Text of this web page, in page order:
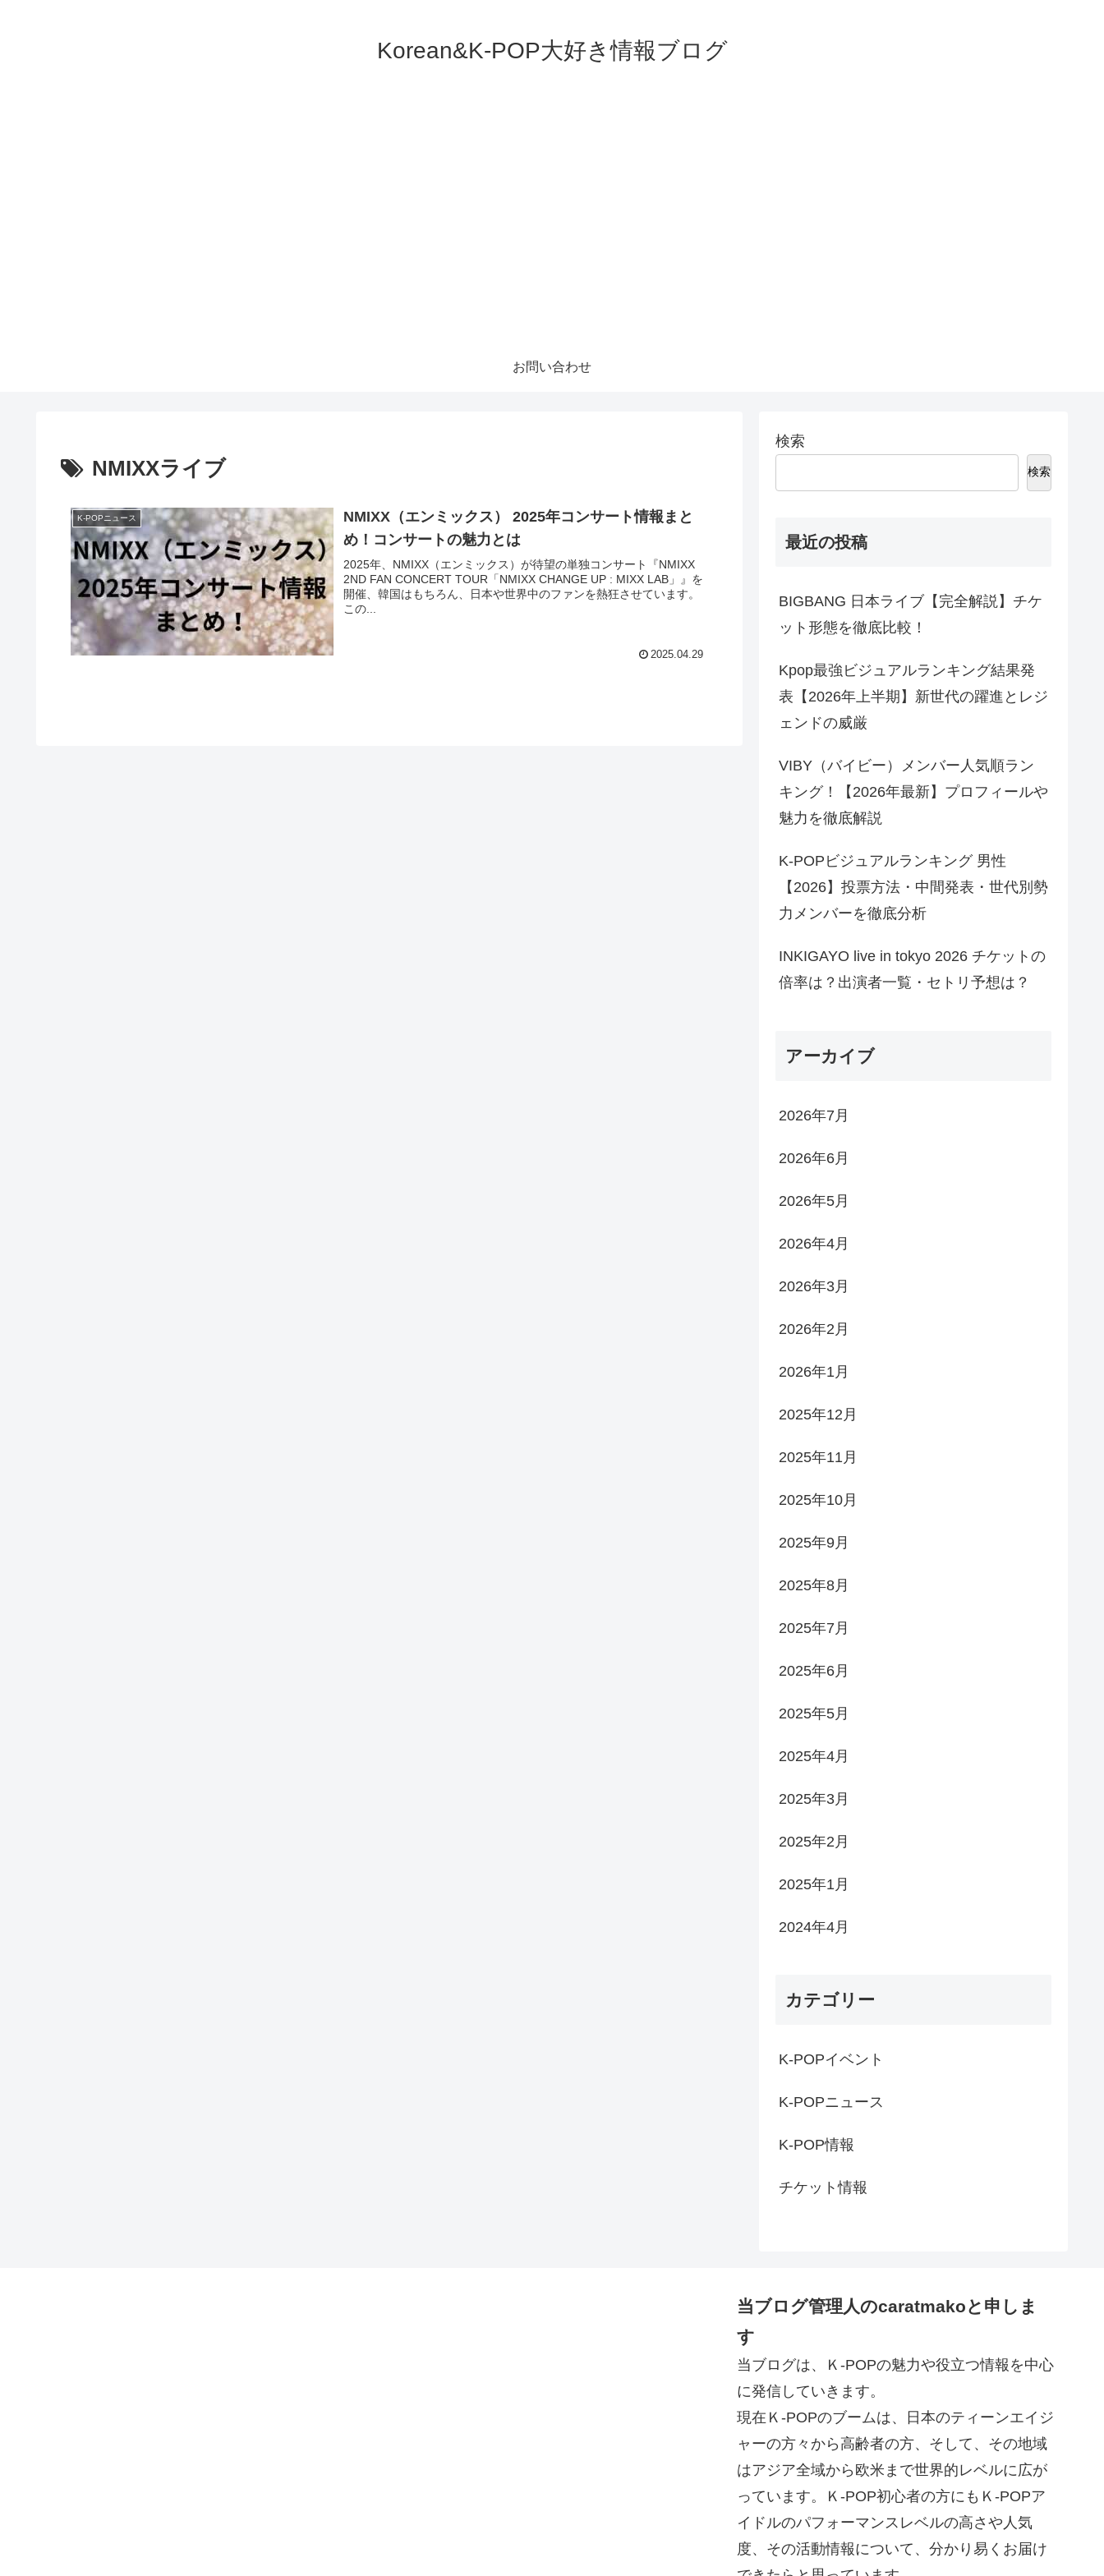
Korean&K-POP大好き情報ブログ
お問い合わせ
NMIXXライブ
K-POPニュース
NMIXX（エンミックス） 2025年コンサート情報まと
め！コンサートの魅力とは
2025年、NMIXX（エンミックス）が待望の単独コンサート『NMIXX
2ND FAN CONCERT TOUR「NMIXX CHANGE UP : MIXX LAB」』を
開催、韓国はもちろん、日本や世界中のファンを熱狂させています。
この...
2025.04.29
検索
検索
最近の投稿
BIGBANG 日本ライブ【完全解説】チケ
ット形態を徹底比較！
Kpop最強ビジュアルランキング結果発
表【2026年上半期】新世代の躍進とレジ
ェンドの威厳
VIBY（バイビー）メンバー人気順ラン
キング！【2026年最新】プロフィールや
魅力を徹底解説
K-POPビジュアルランキング 男性
【2026】投票方法・中間発表・世代別勢
力メンバーを徹底分析
INKIGAYO live in tokyo 2026 チケットの
倍率は？出演者一覧・セトリ予想は？
アーカイブ
2026年7月
2026年6月
2026年5月
2026年4月
2026年3月
2026年2月
2026年1月
2025年12月
2025年11月
2025年10月
2025年9月
2025年8月
2025年7月
2025年6月
2025年5月
2025年4月
2025年3月
2025年2月
2025年1月
2024年4月
カテゴリー
K-POPイベント
K-POPニュース
K-POP情報
チケット情報
当ブログ管理人のcaratmakoと申しま
す
当ブログは、Ｋ-POPの魅力や役立つ情報を中心
に発信していきます。
現在Ｋ-POPのブームは、日本のティーンエイジ
ャーの方々から高齢者の方、そして、その地域
はアジア全域から欧米まで世界的レベルに広が
っています。Ｋ-POP初心者の方にもＫ-POPア
イドルのパフォーマンスレベルの高さや人気
度、その活動情報について、分かり易くお届け